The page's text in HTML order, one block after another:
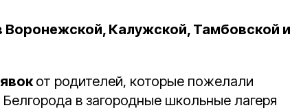
Воронежской, Калужской, Тамбовской и
от родителей, которые пожелали
Белгорода в загородные школьные лагеря